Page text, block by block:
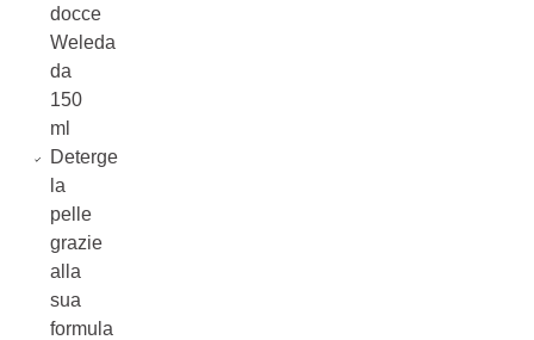
docce
Weleda
da
150
ml
Deterge
la
pelle
grazie
alla
sua
formula